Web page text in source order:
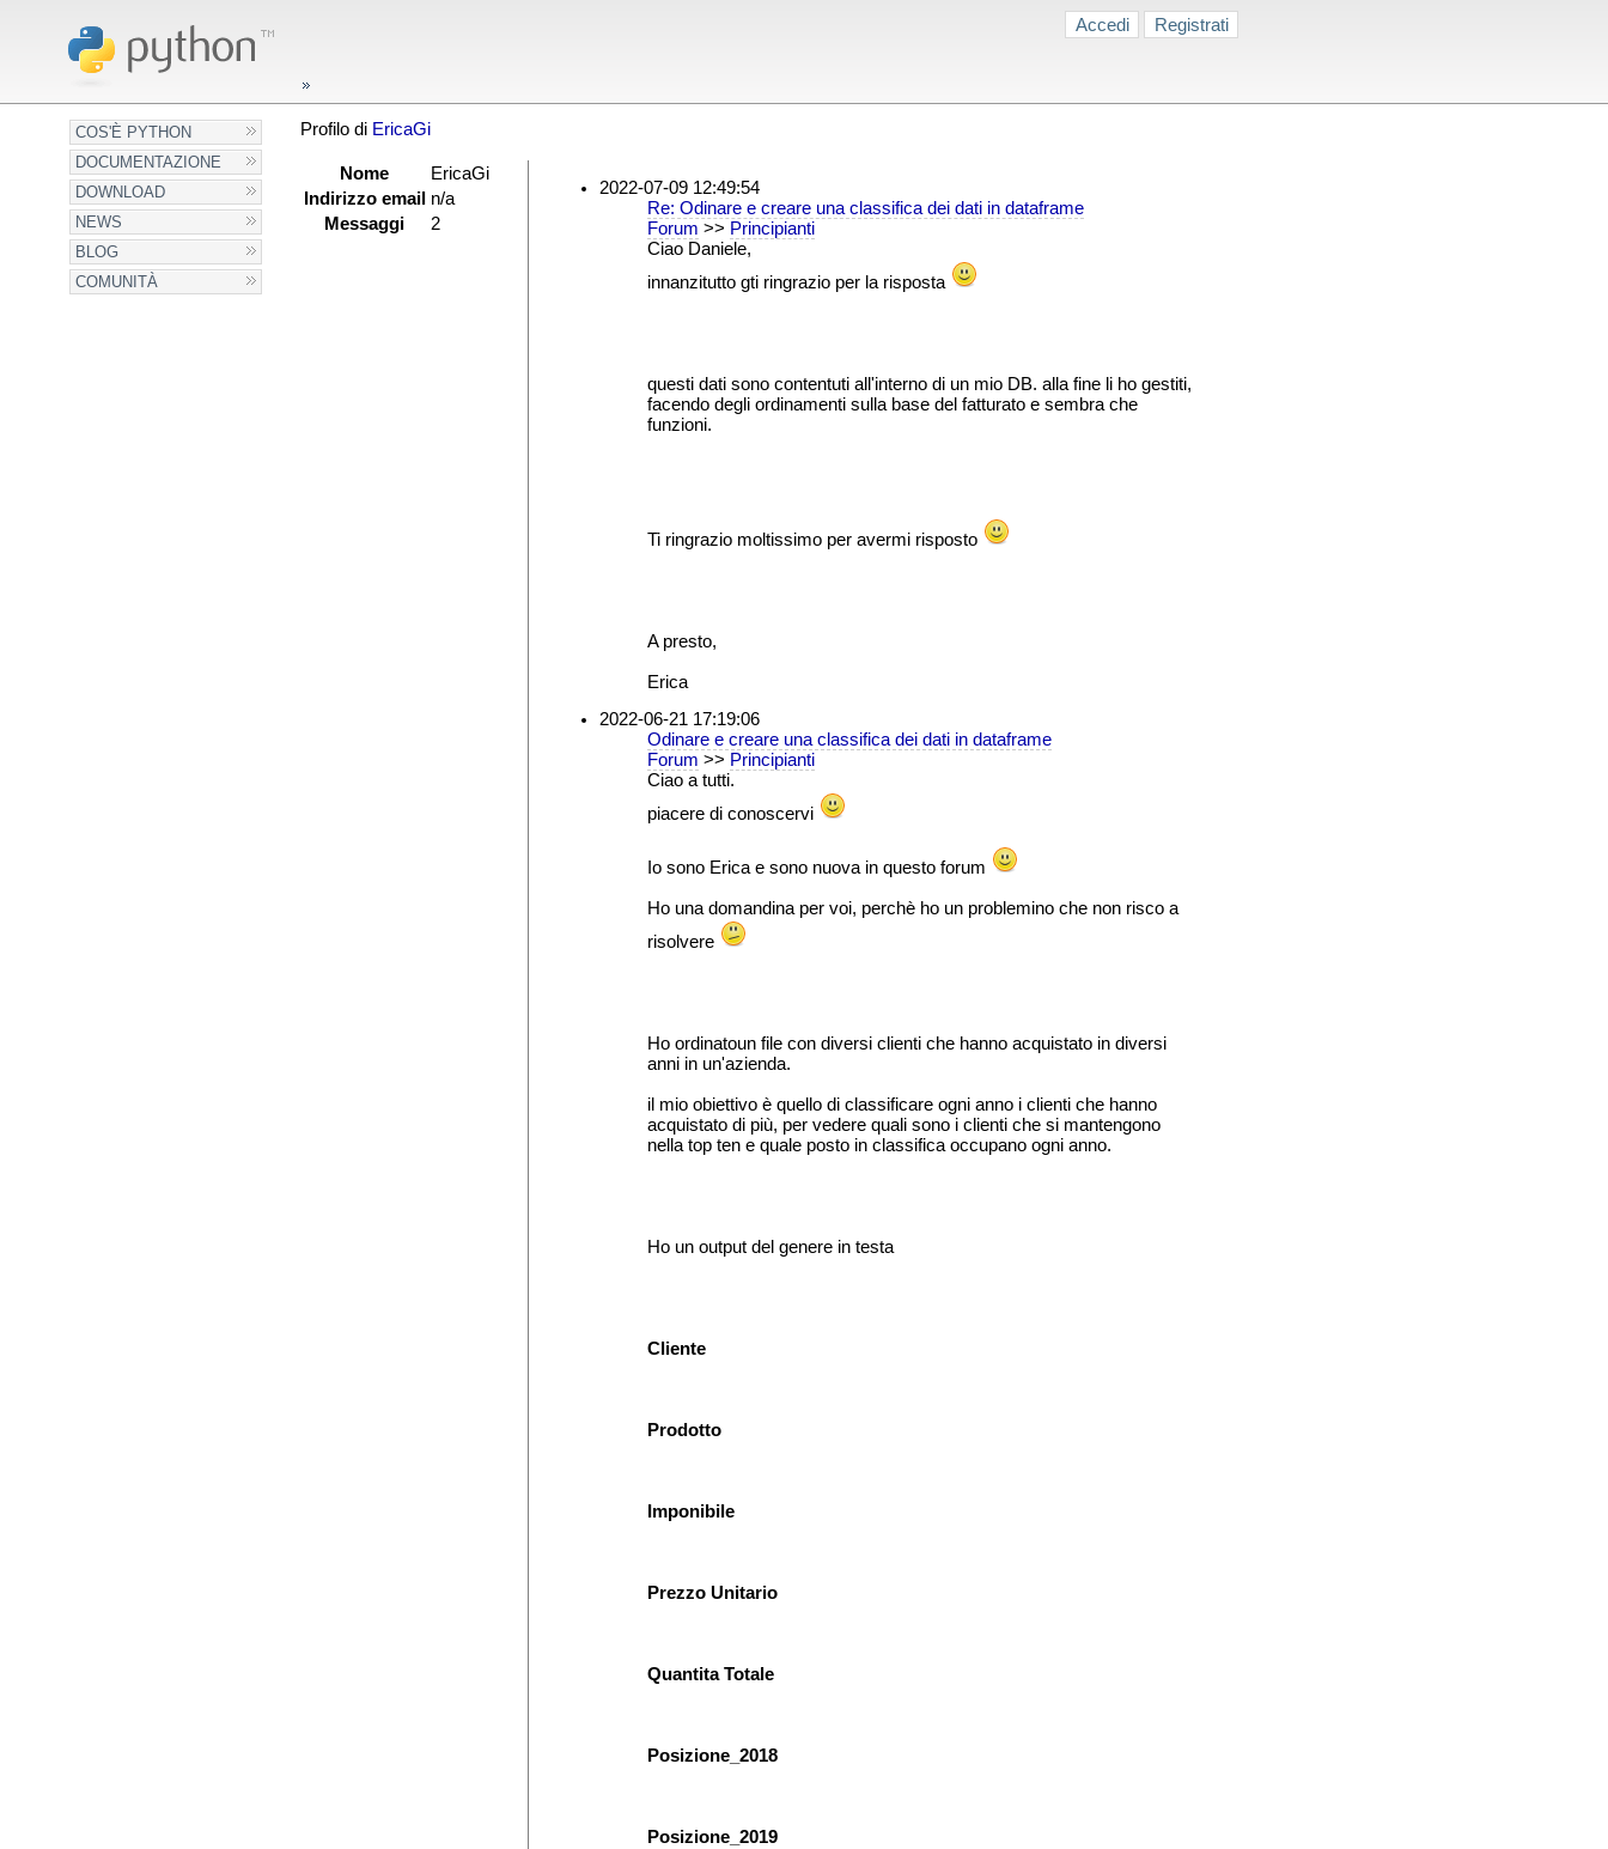
Accedi Registrati
COS'È PYTHON
DOCUMENTAZIONE
DOWNLOAD
NEWS
BLOG
COMUNITÀ
Profilo di EricaGi
Nome
EricaGi
Indirizzo email n/a
Messaggi
2
2022-07-09 12:49:54
Re: Odinare e creare una classifica dei dati in dataframe
Forum >> Principianti
Ciao Daniele,
innanzitutto gti ringrazio per la risposta
questi dati sono contentuti all'interno di un mio DB. alla fine li ho gestiti,
facendo degli ordinamenti sulla base del fatturato e sembra che
funzioni.
Ti ringrazio moltissimo per avermi risposto
A presto,
Erica
2022-06-21 17:19:06
Odinare e creare una classifica dei dati in dataframe
Forum >> Principianti
Ciao a tutti.
piacere di conoscervi
Io sono Erica e sono nuova in questo forum
Ho una domandina per voi, perchè ho un problemino che non risco a
risolvere
Ho ordinatoun file con diversi clienti che hanno acquistato in diversi
anni in un'azienda.
il mio obiettivo è quello di classificare ogni anno i clienti che hanno
acquistato di più, per vedere quali sono i clienti che si mantengono
nella top ten e quale posto in classifica occupano ogni anno.
Ho un output del genere in testa
Cliente
Prodotto
Imponibile
Prezzo Unitario
Quantita Totale
Posizione_2018
Posizione_2019